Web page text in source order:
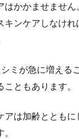
はかかませませ
キンケアしなけ
ミが急に増える
ともあります。
アは加齢とともに